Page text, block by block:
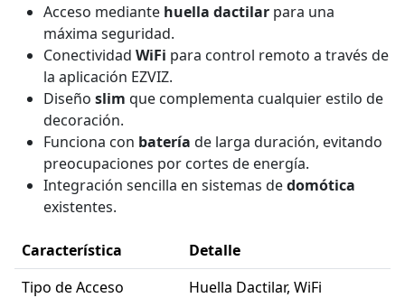
Acceso mediante huella dactilar para una
máxima seguridad.
Conectividad WiFi para control remoto a través de
la aplicación EZVIZ.
Diseño slim que complementa cualquier estilo de
decoración.
Funciona con batería de larga duración, evitando
preocupaciones por cortes de energía.
Integración sencilla en sistemas dedomótica
existentes.
Característica
Detalle
Tipo de Acceso
Huella Dactilar, WiFi